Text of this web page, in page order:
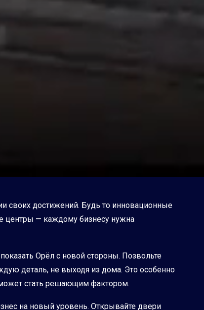
своих достижений. Будь то инновационные
центры — каждому бизнесу нужна
Орёл с новой стороны. Позвольте
деталь, не выходя из дома. Это особенно
может стать решающим фактором.
на новый уровень. Открывайте двери